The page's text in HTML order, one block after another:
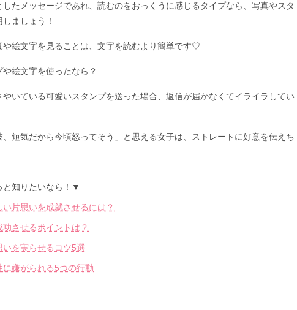
たメッセージであれ、読むのをおっくうに感じるタイプなら、写真やスタ
ましょう！
絵文字を見ることは、文字を読むより簡単です♡
絵文字を使ったなら？
いている可愛いスタンプを送った場合、返信が届かなくてイライラしてい
、短気だから今頃怒ってそう」と思える女子は、ストレートに好意を伝えち
と知りたいなら！▼
片思いを成就させるには？
させるポイントは？
を実らせるコツ5選
嫌がられる5つの行動